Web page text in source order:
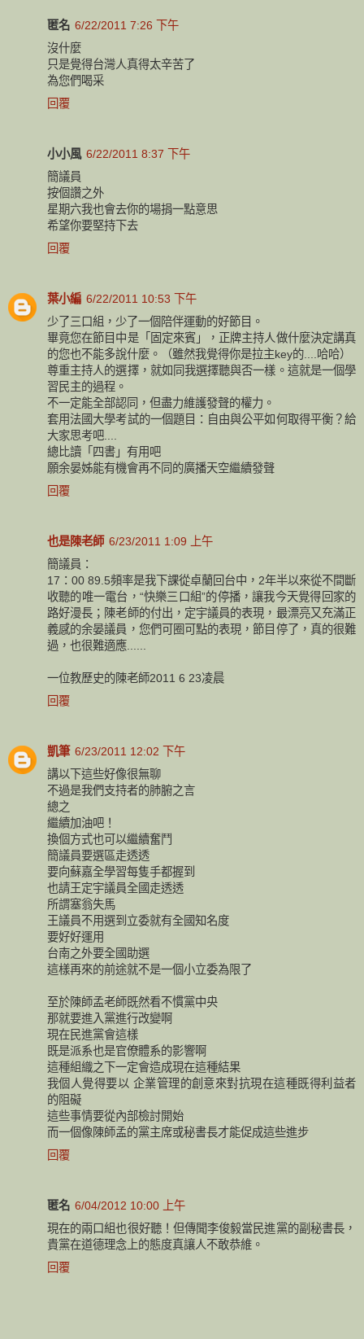
匿名 6/22/2011 7:26 下午
沒什麼
只是覺得台灣人真得太辛苦了
為您們喝采
回覆
小小風 6/22/2011 8:37 下午
簡議員
按個讚之外
星期六我也會去你的場捐一點意思
希望你要堅持下去
回覆
葉小編 6/22/2011 10:53 下午
少了三口組，少了一個陪伴運動的好節目。
畢竟您在節目中是「固定來賓」，正牌主持人做什麼決定講真
的您也不能多說什麼。（雖然我覺得你是拉主key的....哈哈）
尊重主持人的選擇，就如同我選擇聽與否一樣。這就是一個學
習民主的過程。
不一定能全部認同，但盡力維護發聲的權力。
套用法國大學考試的一個題目：自由與公平如何取得平衡？給
大家思考吧....
總比讀「四書」有用吧
願余晏姊能有機會再不同的廣播天空繼續發聲
回覆
也是陳老師 6/23/2011 1:09 上午
簡議員：
17：00 89.5頻率是我下課從卓蘭回台中，2年半以來從不間斷
收聽的唯一電台，“快樂三口組”的停播，讓我今天覺得回家的
路好漫長；陳老師的付出，定宇議員的表現，最漂亮又充滿正
義感的余晏議員，您們可圈可點的表現，節目停了，真的很難
過，也很難適應......
一位教歷史的陳老師2011 6 23凌晨
回覆
凱筆 6/23/2011 12:02 下午
講以下這些好像很無聊
不過是我們支持者的肺腑之言
總之
繼續加油吧！
換個方式也可以繼續奮鬥
簡議員要選區走透透
要向蘇嘉全學習每隻手都握到
也請王定宇議員全國走透透
所謂塞翁失馬
王議員不用選到立委就有全國知名度
要好好運用
台南之外要全國助選
這樣再來的前途就不是一個小立委為限了
至於陳師孟老師既然看不慣黨中央
那就要進入黨進行改變啊
現在民進黨會這樣
既是派系也是官僚體系的影響啊
這種組織之下一定會造成現在這種結果
我個人覺得要以 企業管理的創意來對抗現在這種既得利益者
的阻礙
這些事情要從內部檢討開始
而一個像陳師孟的黨主席或秘書長才能促成這些進步
回覆
匿名 6/04/2012 10:00 上午
現在的兩口組也很好聽！但傳聞李俊毅當民進黨的副秘書長，
貴黨在道德理念上的態度真讓人不敢恭維。
回覆